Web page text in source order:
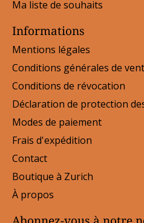
Ma liste de souhaits
Informations
Mentions légales
Conditions générales de
Conditions de révocation
Déclaration de protection
Modes de paiement
Frais d'expédition
Contact
Boutique à Zurich
À propos